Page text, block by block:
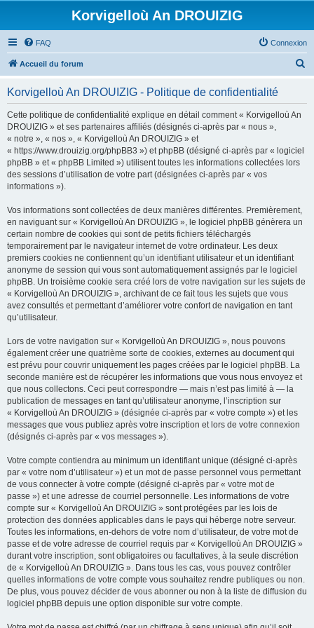
Korvigelloù An DROUIZIG
FAQ Connexion
Accueil du forum
Korvigelloù An DROUIZIG - Politique de confidentialité
Cette politique de confidentialité explique en détail comment « Korvigelloù An
DROUIZIG » et ses partenaires affiliés (désignés ci-après par « nous »,
« notre », « nos », « Korvigelloù An DROUIZIG » et
« https://www.drouizig.org/phpBB3 ») et phpBB (désigné ci-après par « logiciel
phpBB » et « phpBB Limited ») utilisent toutes les informations collectées lors
des sessions d’utilisation de votre part (désignées ci-après par « vos
informations »).
Vos informations sont collectées de deux manières différentes. Premièrement,
en naviguant sur « Korvigelloù An DROUIZIG », le logiciel phpBB génèrera un
certain nombre de cookies qui sont de petits fichiers téléchargés
temporairement par le navigateur internet de votre ordinateur. Les deux
premiers cookies ne contiennent qu’un identifiant utilisateur et un identifiant
anonyme de session qui vous sont automatiquement assignés par le logiciel
phpBB. Un troisième cookie sera créé lors de votre navigation sur les sujets de
« Korvigelloù An DROUIZIG », archivant de ce fait tous les sujets que vous
avez consultés et permettant d’améliorer votre confort de navigation en tant
qu’utilisateur.
Lors de votre navigation sur « Korvigelloù An DROUIZIG », nous pouvons
également créer une quatrième sorte de cookies, externes au document qui
est prévu pour couvrir uniquement les pages créées par le logiciel phpBB. La
seconde manière est de récupérer les informations que vous nous envoyez et
que nous collectons. Ceci peut correspondre — mais n’est pas limité à — la
publication de messages en tant qu’utilisateur anonyme, l’inscription sur
« Korvigelloù An DROUIZIG » (désignée ci-après par « votre compte ») et les
messages que vous publiez après votre inscription et lors de votre connexion
(désignés ci-après par « vos messages »).
Votre compte contiendra au minimum un identifiant unique (désigné ci-après
par « votre nom d’utilisateur ») et un mot de passe personnel vous permettant
de vous connecter à votre compte (désigné ci-après par « votre mot de
passe ») et une adresse de courriel personnelle. Les informations de votre
compte sur « Korvigelloù An DROUIZIG » sont protégées par les lois de
protection des données applicables dans le pays qui héberge notre serveur.
Toutes les informations, en-dehors de votre nom d’utilisateur, de votre mot de
passe et de votre adresse de courriel requis par « Korvigelloù An DROUIZIG »
durant votre inscription, sont obligatoires ou facultatives, à la seule discrétion
de « Korvigelloù An DROUIZIG ». Dans tous les cas, vous pouvez contrôler
quelles informations de votre compte vous souhaitez rendre publiques ou non.
De plus, vous pouvez décider de vous abonner ou non à la liste de diffusion du
logiciel phpBB depuis une option disponible sur votre compte.